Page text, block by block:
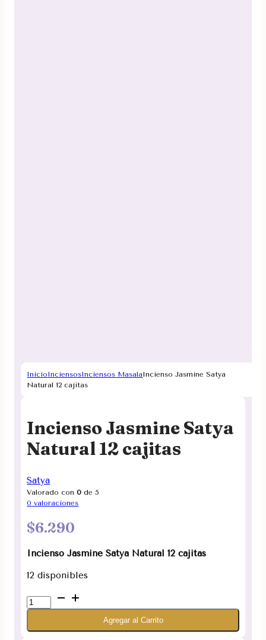
InicioInciensosInciensos MasalaIncienso Jasmine Satya
Natural 12 cajitas
Incienso Jasmine Satya
Natural 12 cajitas
Satya
Valorado con0 de 5
0 valoraciones
$6.290
Incienso Jasmine Satya Natural 12 cajitas
12 disponibles
Incienso
Jasmine
Agregar al Carrito